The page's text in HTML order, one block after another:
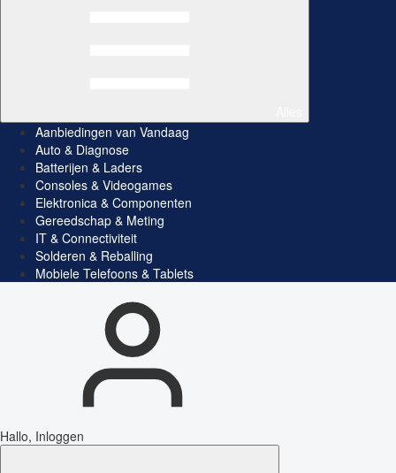
Aanbiedingen van Vandaag
Auto & Diagnose
Batterijen & Laders
Consoles & Videogames
Elektronica & Componenten
Gereedschap & Meting
IT & Connectiviteit
Solderen & Reballing
Mobiele Telefoons & Tablets
Hallo, Inloggen